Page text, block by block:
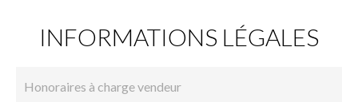
INFORMATIONS LÉGALES
Honoraires à charge vendeur